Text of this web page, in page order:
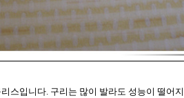
스입니다. 구리는 많이 발라도 성능이 떨어